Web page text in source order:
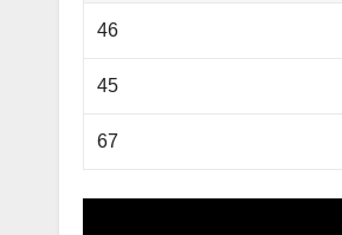
46
45
67